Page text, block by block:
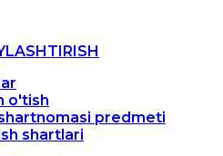
o'tish
predmeti
shartlari